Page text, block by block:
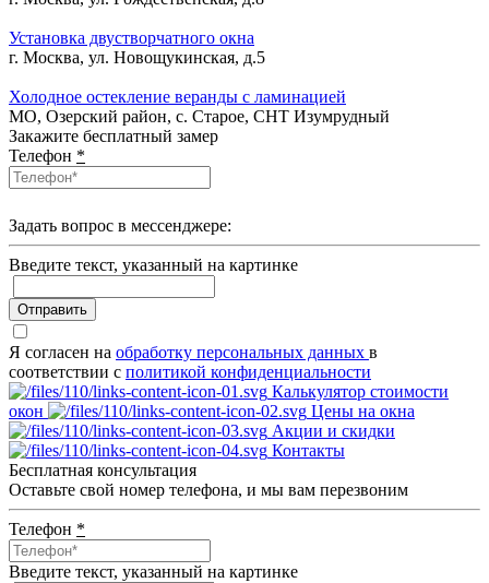
Установка двустворчатного окна
г. Москва, ул. Новощукинская, д.5
Холодное остекление веранды с ламинацией
МО, Озерский район, с. Старое, СНТ Изумрудный
Закажите бесплатный замер
Телефон *
Задать вопрос в мессенджере:
Введите текcт, указанный на картинке
Отправить
Я согласен на обработку персональных данных в
соответствии с политикой конфиденциальности
Калькулятор стоимости
окон
Цены на окна
Акции и скидки
Контакты
Бесплатная консультация
Оставьте свой номер телефона, и мы вам перезвоним
Телефон *
Введите текcт, указанный на картинке